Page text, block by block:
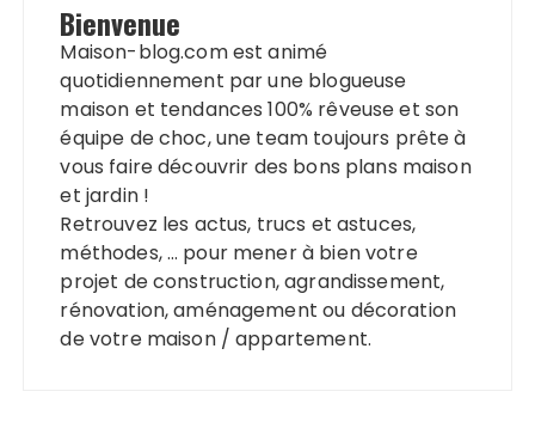
Bienvenue
Maison-blog.com est animé
quotidiennement par une blogueuse
maison et tendances 100% rêveuse et son
équipe de choc, une team toujours prête à
vous faire découvrir des bons plans maison
et jardin !
Retrouvez les actus, trucs et astuces,
méthodes, … pour mener à bien votre
projet de construction, agrandissement,
rénovation, aménagement ou décoration
de votre maison / appartement.